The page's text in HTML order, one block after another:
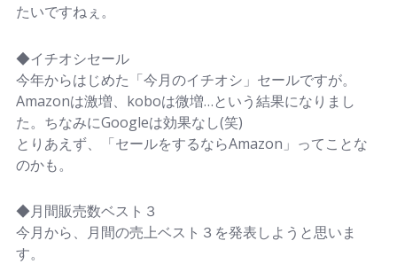
たいですねぇ。
◆イチオシセール
今年からはじめた「今月のイチオシ」セールですが。
Amazonは激増、koboは微増…という結果になりまし
た。ちなみにGoogleは効果なし(笑)
とりあえず、「セールをするならAmazon」ってことな
のかも。
◆月間販売数ベスト３
今月から、月間の売上ベスト３を発表しようと思いま
す。